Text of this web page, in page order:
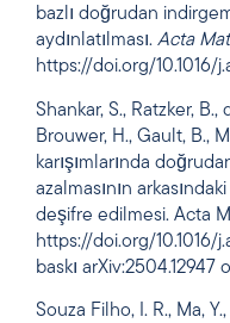
bazlı doğrudan
aydınlatılması. Acta
https://doi.org/10.1016/
Shankar, S., Ratzker, B.,
Brouwer, H., Gault, B.,
karışımlarında
azalmasının
deşifre edilmesi. Acta
https://doi.org/10.1016/
baskı
Souza Filho, I. R., Ma,